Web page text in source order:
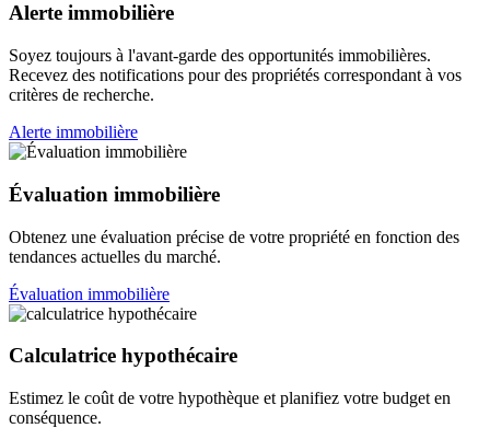
Alerte immobilière
Soyez toujours à l'avant-garde des opportunités immobilières.
Recevez des notifications pour des propriétés correspondant à vos
critères de recherche.
Alerte immobilière
Évaluation immobilière
Obtenez une évaluation précise de votre propriété en fonction des
tendances actuelles du marché.
Évaluation immobilière
Calculatrice hypothécaire
Estimez le coût de votre hypothèque et planifiez votre budget en
conséquence.